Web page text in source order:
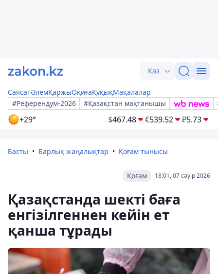
Қаз
СаясатӘлемҚаржыОқиғаҚұқықМақалалар
#Референдум-2026
#Қазақстан мақтанышы
+29° $467.48 €539.52 ₽5.73
Басты Барлық жаңалықтар Қоғам тынысы
18:01, 07 сәуір 2026
Қоғам
Қазақстанда шекті баға
енгізілгеннен кейін ет
қанша тұрады